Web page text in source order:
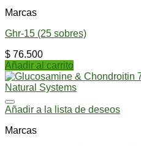
Marcas
Ghr-15 (25 sobres)
$ 76.500
Añadir al carrito
Añadir a la lista de deseos
Marcas